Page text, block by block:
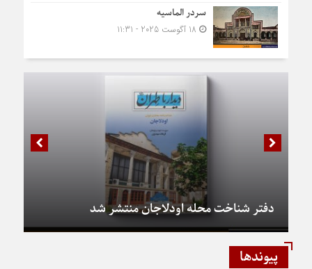
سردر الماسیه
دفتر شناخت محله اودلاجان منتشر شد
پیوندها